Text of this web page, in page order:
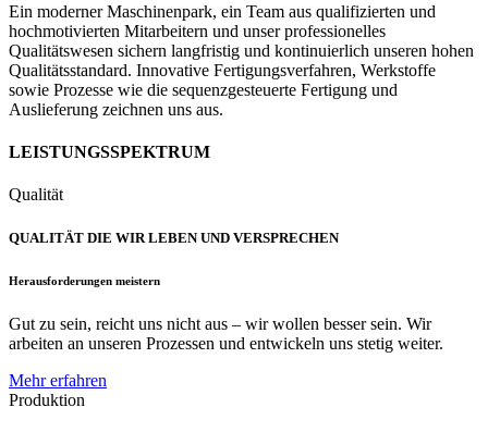
Ein moderner Maschinenpark, ein Team aus qualifizierten und
hochmotivierten Mitarbeitern und unser professionelles
Qualitätswesen sichern langfristig und kontinuierlich unseren hohen
Qualitätsstandard. Innovative Fertigungsverfahren, Werkstoffe
sowie Prozesse wie die sequenzgesteuerte Fertigung und
Auslieferung zeichnen uns aus.
LEISTUNGSSPEKTRUM
Qualität
QUALITÄT DIE WIR LEBEN UND VERSPRECHEN
Herausforderungen meistern
Gut zu sein, reicht uns nicht aus – wir wollen besser sein. Wir
arbeiten an unseren Prozessen und entwickeln uns stetig weiter.
Mehr erfahren
Produktion